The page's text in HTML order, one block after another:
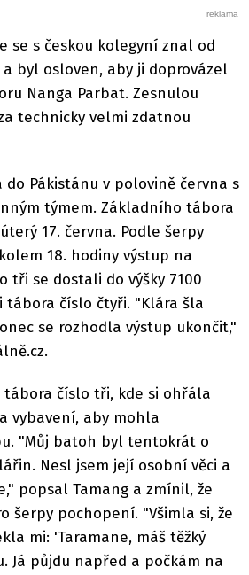
se s českou kolegyní znal od
byl osloven, aby ji doprovázel
Nanga Parbat. Zesnulou
technicky velmi zdatnou
do Pákistánu v polovině června s
týmem. Základního tábora
17. června. Podle šerpy
18. hodiny výstup na
tři se dostali do výšky 7100
číslo čtyři. "Klára šla
se rozhodla výstup ukončit,"
tábora číslo tři, kde si ohřála
vybavení, aby mohla
"Můj batoh byl tentokrát o
Nesl jsem její osobní věci a
popsal Tamang a zmínil, že
šerpy pochopení. "Všimla si, že
mi: 'Taramane, máš těžký
Já půjdu napřed a počkám na